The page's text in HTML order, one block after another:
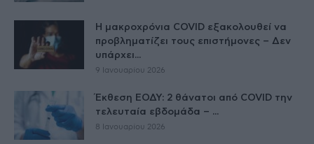
Η μακροχρόνια COVID εξακολουθεί να
προβληματίζει τους επιστήμονες – Δεν
υπάρχει...
9 Ιανουαρίου 2026
Έκθεση ΕΟΔΥ: 2 θάνατοι από COVID την
τελευταία εβδομάδα – ...
8 Ιανουαρίου 2026